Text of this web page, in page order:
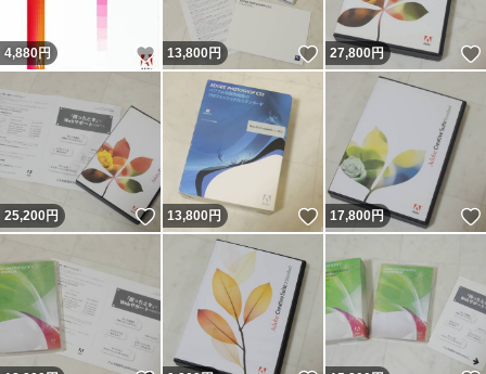
4,880円 いいね！
13,800円 いいね！
27,800円
25,200円 いいね！
13,800円 いいね！
17,800円